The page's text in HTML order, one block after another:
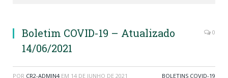
Boletim COVID-19 – Atualizado
14/06/2021
0
POR CR2-ADMIN4 EM 14 DE JUNHO DE 2021 BOLETINS COVID-19